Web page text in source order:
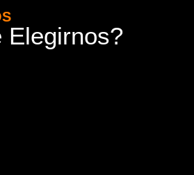
Elegirnos?